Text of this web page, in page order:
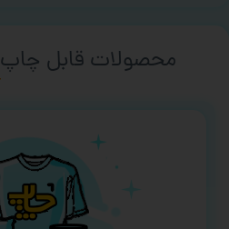
محصولات قابل چاپ